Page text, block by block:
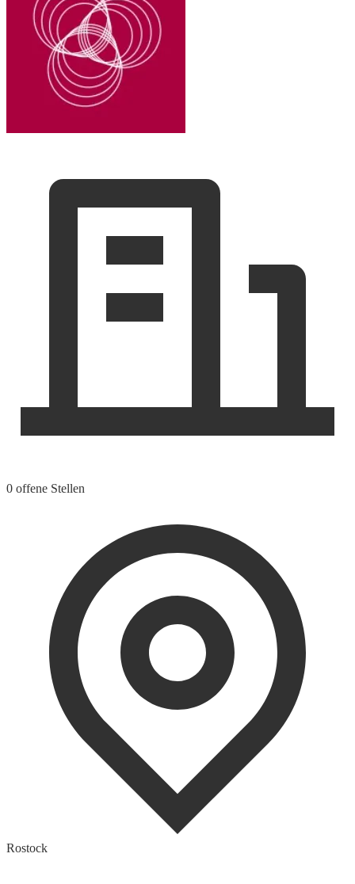
0 offene Stellen
Rostock